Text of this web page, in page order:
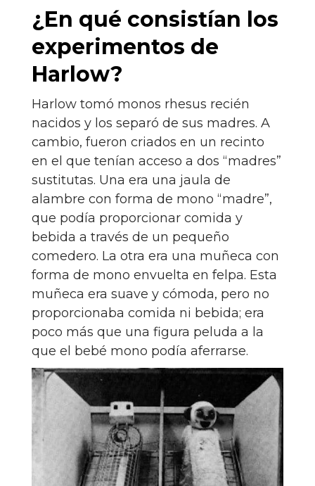
¿En qué consistían los
experimentos de
Harlow?
Harlow tomó monos rhesus recién
nacidos y los separó de sus madres. A
cambio, fueron criados en un recinto
en el que tenían acceso a dos “madres”
sustitutas. Una era una jaula de
alambre con forma de mono “madre”,
que podía proporcionar comida y
bebida a través de un pequeño
comedero. La otra era una muñeca con
forma de mono envuelta en felpa. Esta
muñeca era suave y cómoda, pero no
proporcionaba comida ni bebida; era
poco más que una figura peluda a la
que el bebé mono podía aferrarse.